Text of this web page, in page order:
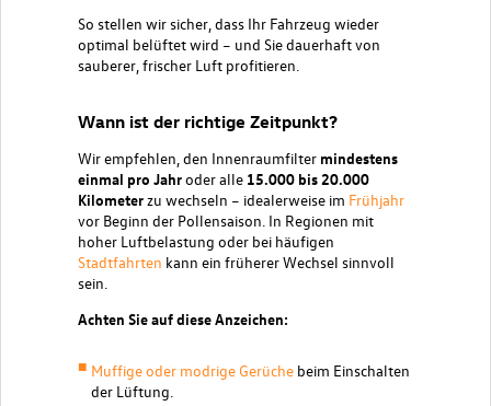
So stellen wir sicher, dass Ihr Fahrzeug wieder
optimal belüftet wird – und Sie dauerhaft von
sauberer, frischer Luft profitieren.
Wann ist der richtige Zeitpunkt?
Wir empfehlen, den Innenraumfilter mindestens
einmal pro Jahroder alle 15.000 bis 20.000
Kilometerzu wechseln – idealerweise im Frühjahr
vor Beginn der Pollensaison. In Regionen mit
hoher Luftbelastung oder bei häufigen
Stadtfahrten kann ein früherer Wechsel sinnvoll
sein.
Achten Sie auf diese Anzeichen:
Muffige oder modrige Gerüche beim Einschalten
der Lüftung.